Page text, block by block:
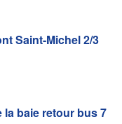
Saint-Michel 2/3
la baie retour bus 7